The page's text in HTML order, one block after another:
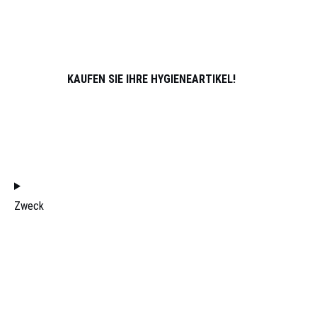
KAUFEN SIE IHRE HYGIENEARTIKEL!
Zweck